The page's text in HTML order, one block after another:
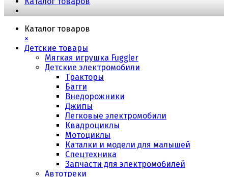
Каталог товаров
×
Детские товары
Мягкая игрушка Fuggler
Детские электромобили
Тракторы
Багги
Внедорожники
Джипы
Легковые электромобили
Квадроциклы
Мотоциклы
Каталки и модели для малышей
Спецтехника
Запчасти для электромобилей
Автотреки